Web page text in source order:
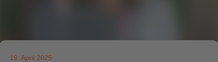
19. April 2025